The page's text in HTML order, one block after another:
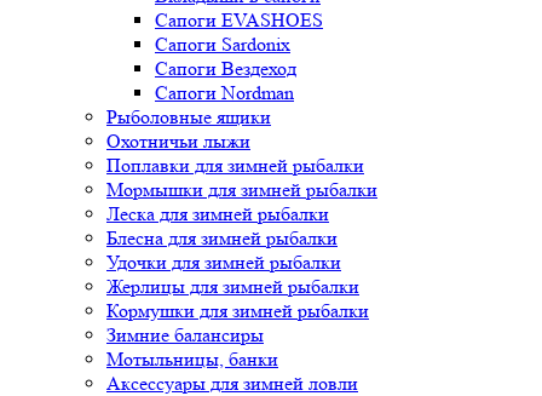
Сапоги EVASHOES
Сапоги Sardonix
Сапоги Вездеход
Сапоги Nordman
Рыболовные ящики
Охотничьи лыжи
Поплавки для зимней рыбалки
Мормышки для зимней рыбалки
Леска для зимней рыбалки
Блесна для зимней рыбалки
Удочки для зимней рыбалки
Жерлицы для зимней рыбалки
Кормушки для зимней рыбалки
Зимние балансиры
Мотыльницы, банки
Аксессуары для зимней ловли